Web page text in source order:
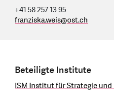
+41 58 257 13 95
franziska.weis@ost.ch
Beteiligte Institute
ISM Institut für Strategie